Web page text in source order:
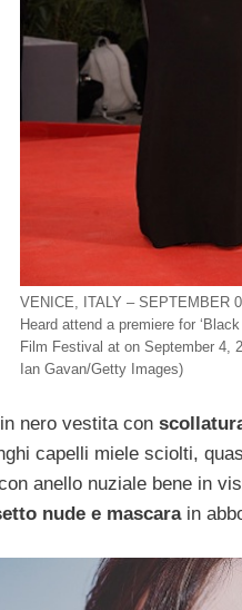
VENICE, ITALY – SEPTEMBER
Heard attend a premiere for
Film Festival at on September 4,
Ian Gavan/Getty Images)
nero vestita con
capelli miele sciolti,
anello nuziale bene in
nude e mascarain